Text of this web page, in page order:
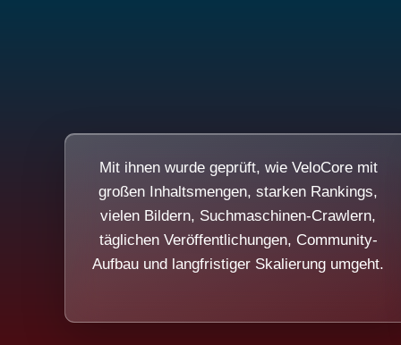
Mit ihnen wurde geprüft, wie VeloCore mit
großen Inhaltsmengen, starken Rankings,
vielen Bildern, Suchmaschinen-Crawlern,
täglichen Veröffentlichungen, Community-
Aufbau und langfristiger Skalierung umgeht.